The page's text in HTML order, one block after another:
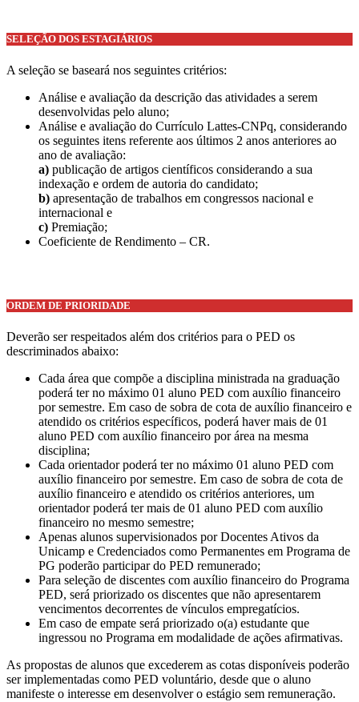
SELEÇÃO DOS ESTAGIÁRIOS
A seleção se baseará nos seguintes critérios:
Análise e avaliação da descrição das atividades a serem
desenvolvidas pelo aluno;
Análise e avaliação do Currículo Lattes-CNPq, considerando
os seguintes itens referente aos últimos 2 anos anteriores ao
ano de avaliação:
a) publicação de artigos científicos considerando a sua
indexação e ordem de autoria do candidato;
b) apresentação de trabalhos em congressos nacional e
internacional e
c) Premiação;
Coeficiente de Rendimento – CR.
ORDEM DE PRIORIDADE
Deverão ser respeitados além dos critérios para o PED os
descriminados abaixo:
Cada área que compõe a disciplina ministrada na graduação
poderá ter no máximo 01 aluno PED com auxílio financeiro
por semestre. Em caso de sobra de cota de auxílio financeiro e
atendido os critérios específicos, poderá haver mais de 01
aluno PED com auxílio financeiro por área na mesma
disciplina;
Cada orientador poderá ter no máximo 01 aluno PED com
auxílio financeiro por semestre. Em caso de sobra de cota de
auxílio financeiro e atendido os critérios anteriores, um
orientador poderá ter mais de 01 aluno PED com auxílio
financeiro no mesmo semestre;
Apenas alunos supervisionados por Docentes Ativos da
Unicamp e Credenciados como Permanentes em Programa de
PG poderão participar do PED remunerado;
Para seleção de discentes com auxílio financeiro do Programa
PED, será priorizado os discentes que não apresentarem
vencimentos decorrentes de vínculos empregatícios.
Em caso de empate será priorizado o(a) estudante que
ingressou no Programa em modalidade de ações afirmativas.
As propostas de alunos que excederem as cotas disponíveis poderão
ser implementadas como PED voluntário, desde que o aluno
manifeste o interesse em desenvolver o estágio sem remuneração.